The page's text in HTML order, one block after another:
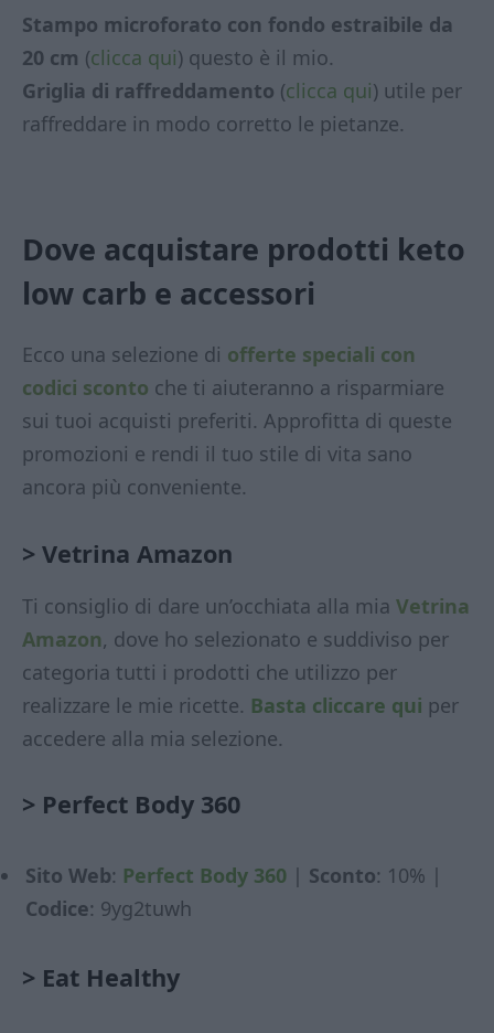
Stampo microforato con fondo estraibile da
20 cm (clicca qui) questo è il mio.
Griglia di raffreddamento (clicca qui) utile per
raffreddare in modo corretto le pietanze.
Dove acquistare prodotti keto
low carb e accessori
Ecco una selezione di offerte speciali con
codici sconto che ti aiuteranno a risparmiare
sui tuoi acquisti preferiti. Approfitta di queste
promozioni e rendi il tuo stile di vita sano
ancora più conveniente.
> Vetrina Amazon
Ti consiglio di dare un’occhiata alla mia Vetrina
Amazon, dove ho selezionato e suddiviso per
categoria tutti i prodotti che utilizzo per
realizzare le mie ricette. Basta cliccare qui per
accedere alla mia selezione.
> Perfect Body 360
Sito Web: Perfect Body 360 | Sconto: 10% |
Codice: 9yg2tuwh
> Eat Healthy